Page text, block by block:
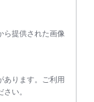
ら提供された画像
あります。ご利用
い。